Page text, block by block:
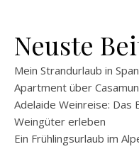
Neuste
Mein Strandurlaub in
Apartment über
Adelaide Weinreise: Das
Weingüter erleben
Ein Frühlingsurlaub im